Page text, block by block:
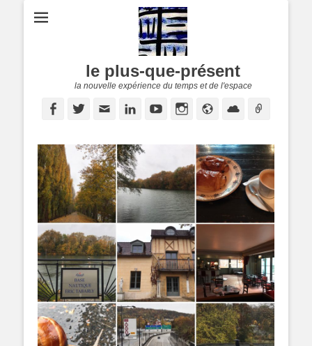
le plus-que-présent
la nouvelle expérience du temps et de l'espace
FacebookTwitter LinkedinYouTubeInstagram
Site
Cloud